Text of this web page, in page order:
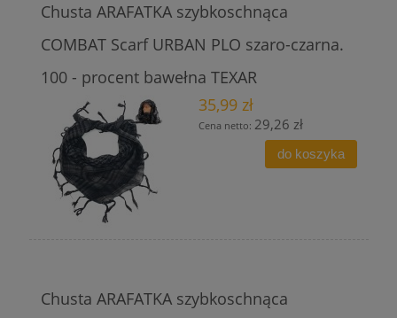
Chusta ARAFATKA szybkoschnąca
COMBAT Scarf URBAN PLO szaro-czarna.
100 - procent bawełna TEXAR
35,99 zł
Cena netto: 29,26 zł
do koszyka
Chusta ARAFATKA szybkoschnąca